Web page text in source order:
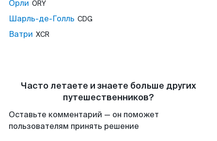
Орли ORY
Шарль-де-Голль CDG
Ватри XCR
Часто летаете и знаете больше других
путешественников?
Оставьте комментарий — он поможет
пользователям принять решение